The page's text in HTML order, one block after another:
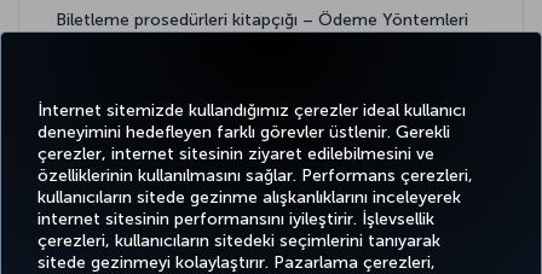
İnternet sitemizde kullandığımız çerezler ideal kullanıcı
deneyimini hedefleyen farklı görevler üstlenir. Gerekli
çerezler, internet sitesinin ziyaret edilebilmesini ve
özelliklerinin kullanılmasını sağlar. Performans çerezleri,
kullanıcıların sitede gezinme alışkanlıklarını inceleyerek
internet sitesinin performansını iyileştirir. İşlevsellik
çerezleri, kullanıcıların sitedeki seçimlerini tanıyarak
sitede gezinmeyi kolaylaştırır. Pazarlama çerezleri,
Biletleme prosedürleri kitapçığı – Ödeme Yöntemleri
ile ilgili kurallar:Daha fazla bilgi >>
TwitterFacebook
Instagram
YoutubeLinkedIn
TiktokBlogPinterest
BİLET
FIRSATLAR